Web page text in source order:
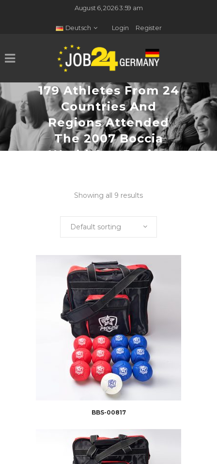
August 6, 2026 3:59 am
Deutsch Login Register
179 Athletes From 24
Countries And
Regions Attended
The 2007 Boccia
World Cup During
Showing all 9 results
Default sorting
BBS-00817